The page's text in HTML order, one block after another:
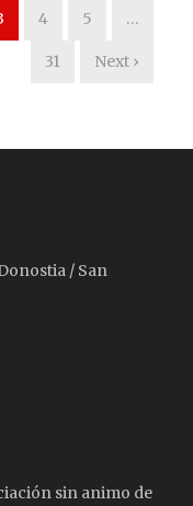
4 5 …
31 Next ›
/ San
sin animo de